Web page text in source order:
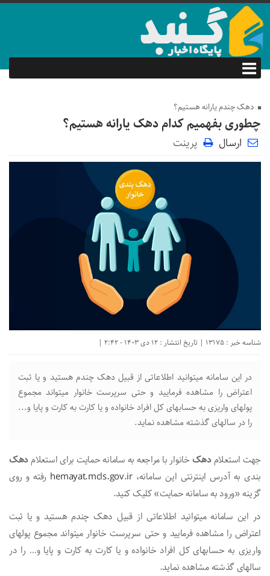
دهک چندم یارانه هستیم؟
چطوری بفهمیم کدام دهک یارانه هستیم؟
ارسال پرینت
شناسه خبر : 13175 | تاریخ انتشار : 12 دی 1403 - 2:42 |
در این سامانه میتوانید اطلاعاتی از قبیل دهک چندم هستید و یا ثبت
اعتراض را مشاهده فرمایید و حتی سرپرست خانوار میتواند مجموع
پولهای واریزی به حسابهای کل افراد خانواده و یا کارت به کارت و پایا و...
را در سالهای گذشته مشاهده نماید.
جهت استعلامدهکخانوار با مراجعه به سامانه حمایتبرای استعلامدهک
بندی به آدرس اینترنتی این سامانه،hemayat.mcls.gov.ir رفته و روی
گزینه «ورود به سامانه حمایت» کلیک کنید.
در این سامانه میتوانید اطلاعاتی از قبیل دهک چندم هستید و یا ثبت
اعتراض را مشاهده فرمایید و حتی سرپرست خانوار میتواند مجموع پولهای
واریزی به حسابهای کل افراد خانواده و یا کارت به کارت و پایا و… را در
سالهای گذشته مشاهده نماید.